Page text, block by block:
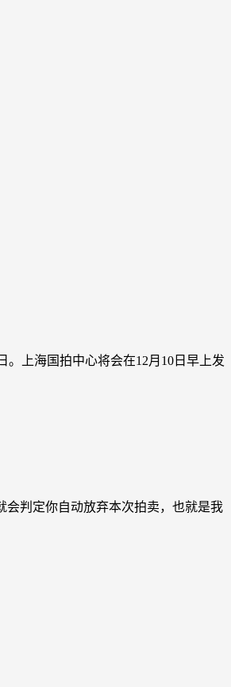
。上海国拍中心将会在12月10日早上发
会判定你自动放弃本次拍卖，也就是我